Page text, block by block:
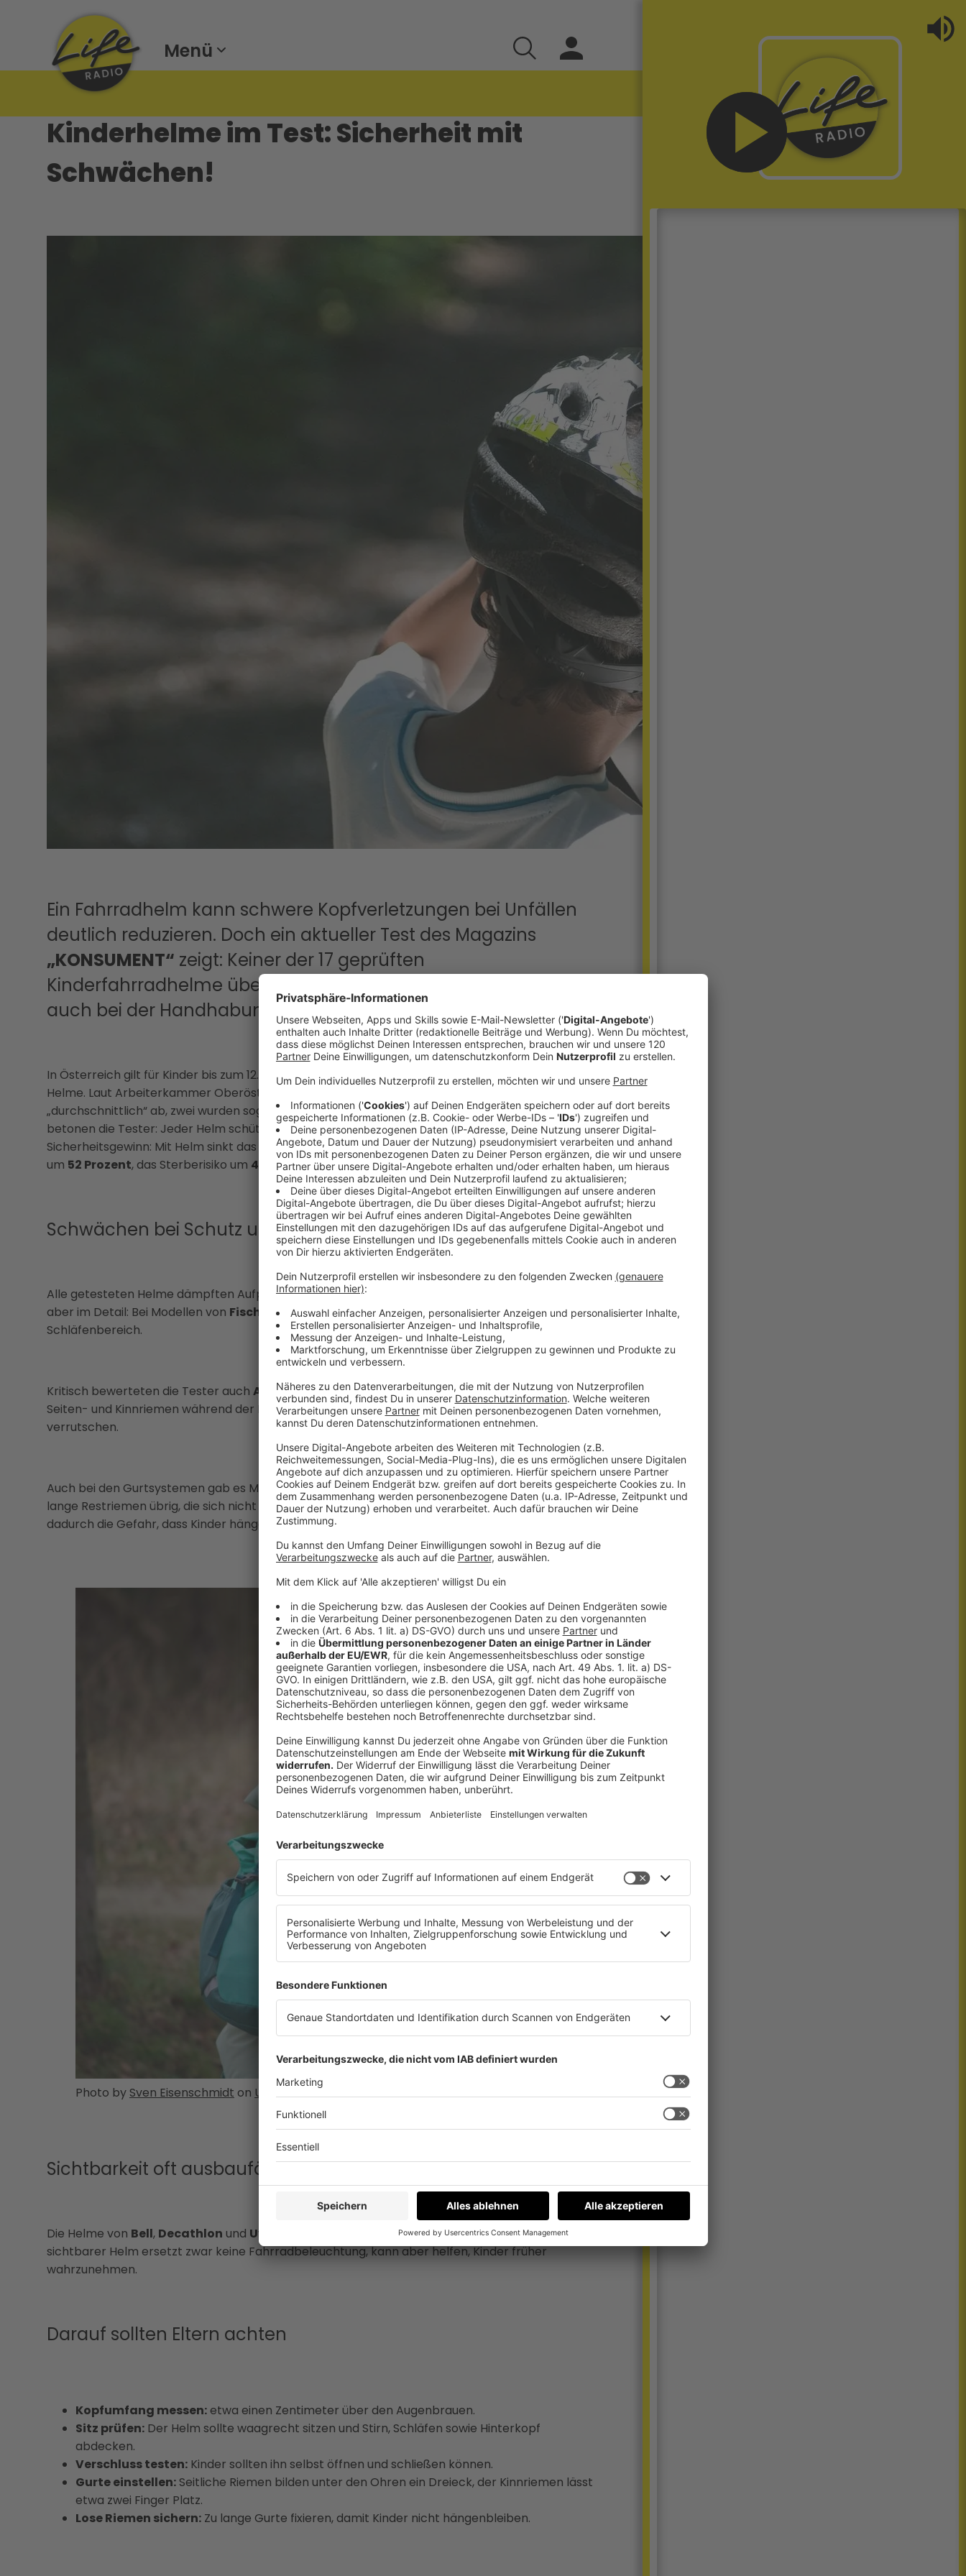
Menü
Kinderhelme im Test: Sicherheit mit
Schwächen!
Ein Fahrradhelm kann schwere Kopfverletzungen bei Unfällen
deutlich reduzieren. Doch ein aktueller Test des Magazins
„KONSUMENT“ zeigt: Keiner der 17 geprüften
Kinderfahrradhelme überzeugte sowohl beim Unfallschutz als
auch bei der Handhabung vollständig.
In Österreich gilt für Kinder bis zum 12. Lebensjahr Helmpflicht. Umso wichtiger ist die Qualität der
Helme. Laut Arbeiterkammer Oberösterreich schnitten die meisten Modelle nur
„durchschnittlich“ ab, zwei wurden sogar als „weniger zufriedenstellend“ bewertet. Dennoch
betonen die Tester: Jeder Helm schützt besser als gar keiner. Internationale Studien zeigen den
Sicherheitsgewinn: Mit Helm sinkt das Risiko eines schweren Hirntraumas bei einem Fahrradunfall
um 52 Prozent, das Sterberisiko um 44 Prozent.
Schwächen bei Schutz und Gurten
Alle getesteten Helme dämpften Aufprallkräfte grundsätzlich wirksam. Unterschiede gab es
aber im Detail: Bei Modellen von Fischer ,PocundPukyzeigten sich Schwächen im
Schläfenbereich.
Kritisch bewerteten die Tester auch Abus YouDropundMelon Urban Activ. Hier können sich
Seiten- und Kinnriemen während der Fahrt lockern. Dadurch könnte der Helm bei einem Unfall
verrutschen.
Auch bei den Gurtsystemen gab es Mängel: Bei mehreren Helmen bleiben nach dem Einstellen
lange Restriemen übrig, die sich nicht gut fixieren lassen. Besonders beiAbusundBellbesteht
dadurch die Gefahr, dass Kinder hängenbleiben.
Photo by Sven Eisenschmidt on Unsplash
Sichtbarkeit oft ausbaufähig
Die Helme von Bell, Decathlon und Uvex
waren im Dunkeln nur schwer erkennbar. Ein gut
sichtbarer Helm ersetzt zwar keine Fahrradbeleuchtung, kann aber helfen, Kinder früher
wahrzunehmen.
Darauf sollten Eltern achten
Kopfumfang messen: etwa einen Zentimeter über den Augenbrauen.
Sitz prüfen: Der Helm sollte waagrecht sitzen und Stirn, Schläfen sowie Hinterkopf
abdecken.
Verschluss testen: Kinder sollten ihn selbst öffnen und schließen können.
Gurte einstellen: Seitliche Riemen bilden unter den Ohren ein Dreieck, der Kinnriemen lässt
etwa zwei Finger Platz.
Lose Riemen sichern: Zu lange Gurte fixieren, damit Kinder nicht hängenbleiben.